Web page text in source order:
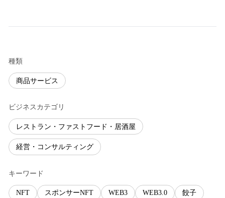
種類
商品サービス
ビジネスカテゴリ
レストラン・ファストフード・居酒屋
経営・コンサルティング
キーワード
NFT スポンサーNFT WEB3 WEB3.0 餃子